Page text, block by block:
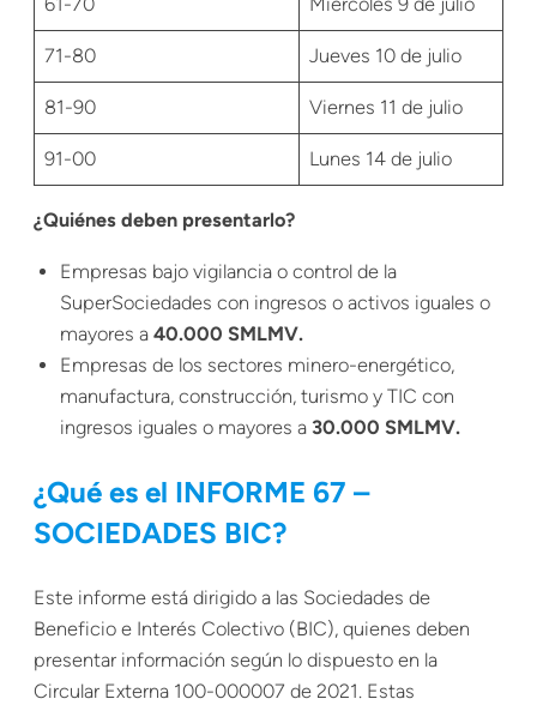
71-80 Jueves 10 de julio
81-90 Viernes 11 de julio
91-00 Lunes 14 de julio
¿Quiénes deben presentarlo?
Empresas bajo vigilancia o control de la
SuperSociedades con ingresos o activos iguales o
mayores a 40.000 SMLMV.
Empresas de los sectores minero-energético,
manufactura, construcción, turismo y TIC con
ingresos iguales o mayores a 30.000 SMLMV.
¿Qué es el INFORME 67 –
SOCIEDADES BIC?
Este informe está dirigido a las Sociedades de
Beneficio e Interés Colectivo (BIC), quienes deben
presentar información según lo dispuesto en la
Circular Externa 100-000007 de 2021. Estas